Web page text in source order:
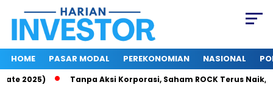
HOME PASAR MODAL PEREKONOMIAN NASIONAL
2025) Tanpa Aksi Korporasi, Saham ROCK Terus Naik,